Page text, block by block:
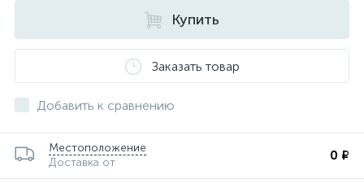
Купить
Заказать товар
Добавить к сравнению
Местоположение
Доставка от
0 ₽